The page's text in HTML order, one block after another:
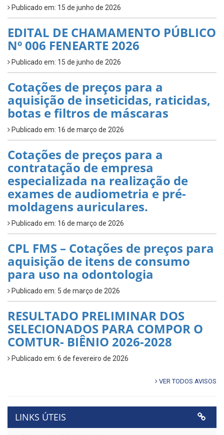
Publicado em: 15 de junho de 2026
EDITAL DE CHAMAMENTO PÚBLICO
Nº 006 FENEARTE 2026
Publicado em: 15 de junho de 2026
Cotações de preços para a
aquisição de inseticidas, raticidas,
botas e filtros de máscaras
Publicado em: 16 de março de 2026
Cotações de preços para a
contratação de empresa
especializada na realização de
exames de audiometria e pré-
moldagens auriculares.
Publicado em: 16 de março de 2026
CPL FMS – Cotações de preços para
aquisição de itens de consumo
para uso na odontologia
Publicado em: 5 de março de 2026
RESULTADO PRELIMINAR DOS
SELECIONADOS PARA COMPOR O
COMTUR- BIÊNIO 2026-2028
Publicado em: 6 de fevereiro de 2026
VER TODOS AVISOS
LINKS ÚTEIS